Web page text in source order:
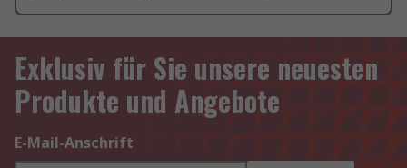
Exklusiv für Sie unsere neuesten
Produkte und Angebote
E-Mail-Anschrift